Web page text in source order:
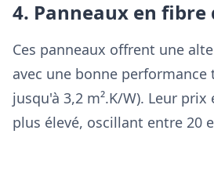
4. Panneaux en fibre
Ces panneaux offrent une
avec une bonne performance
jusqu'à 3,2 m².K/W). Leur
plus élevé, oscillant entre 20